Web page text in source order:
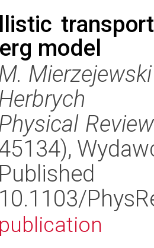
model
Published
10.1103/
publication